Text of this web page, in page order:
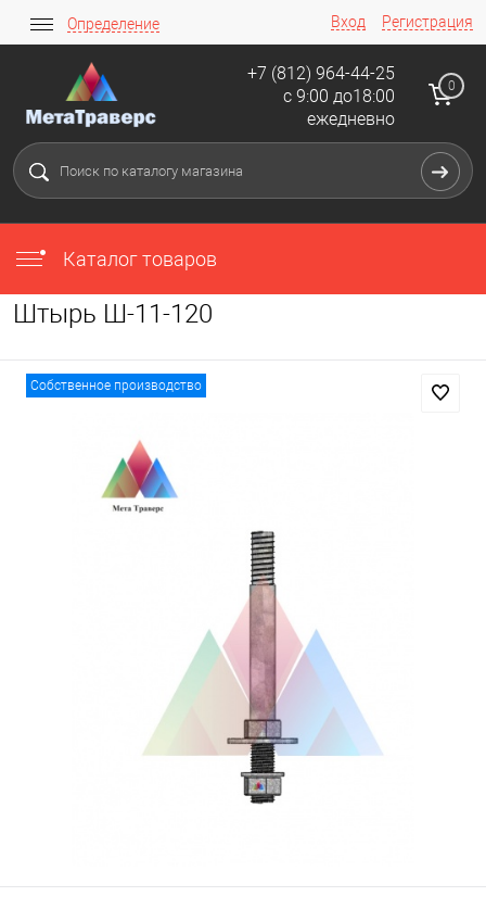
Вход Регистрация
Определение
+7 (812) 964-44-25
с 9:00 до18:00
ежедневно
0
Каталог товаров
Штырь Ш-11-120
Собственное производство